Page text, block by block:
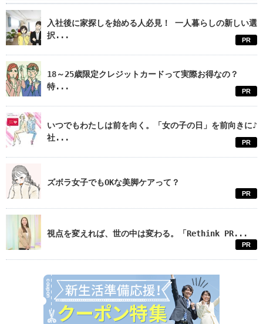
入社後に家探しを始める人必見！ 一人暮らしの新しい選
択...
PR
18～25歳限定クレジットカードって実際お得なの？
特...
PR
いつでもわたしは前を向く。「女の子の日」を前向きに♪
社...
PR
ズボラ女子でもOKな美脚ケアって？
PR
視点を変えれば、世の中は変わる。「Rethink PR...
PR